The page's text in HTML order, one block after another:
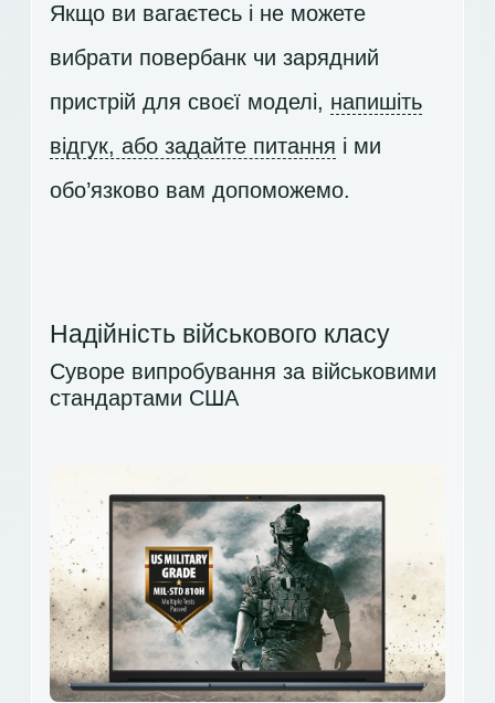
Якщо ви вагаєтесь і не можете
вибрати повербанк чи зарядний
пристрій для своєї моделі, напишіть
відгук, або задайте питання і ми
обо’язково вам допоможемо.
Надійність військового класу
Суворе випробування за військовими
стандартами США